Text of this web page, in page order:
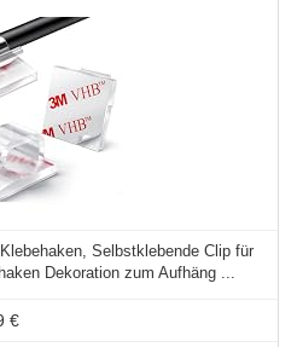
Selbstklebende Clip für
Dekoration zum Aufhäng ...
€